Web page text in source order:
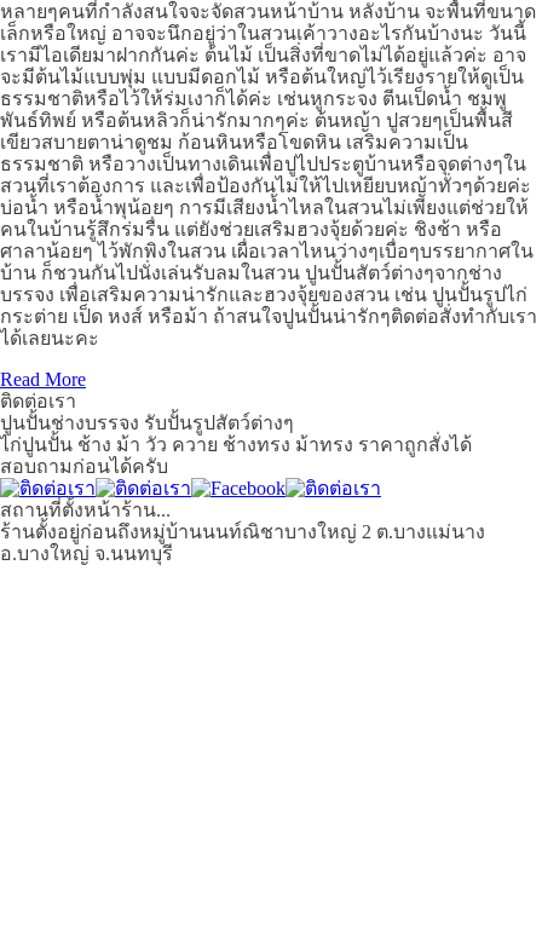
หลายๆคนที่กำลังสนใจจะจัดสวนหน้าบ้าน หลังบ้าน จะพื้นที่ขนาด
เล็กหรือใหญ่ อาจจะนึกอยู่ว่าในสวนเค้าวางอะไรกันบ้างนะ วันนี้
เรามีไอเดียมาฝากกันค่ะ ต้นไม้ เป็นสิ่งที่ขาดไม่ได้อยู่แล้วค่ะ อาจ
จะมีต้นไม้แบบพุ่ม แบบมีดอกไม้ หรือต้นใหญ่ไว้เรียงรายให้ดูเป็น
ธรรมชาติหรือไว้ให้ร่มเงาก็ได้ค่ะ เช่นหูกระจง ตีนเป็ดน้ำ ชมพู
พันธ์ทิพย์ หรือต้นหลิวก็น่ารักมากๆค่ะ ต้นหญ้า ปูสวยๆเป็นพื้นสี
เขียวสบายตาน่าดูชม ก้อนหินหรือโขดหิน เสริมความเป็น
ธรรมชาติ หรือวางเป็นทางเดินเพื่อปูไปประตูบ้านหรือจุดต่างๆใน
สวนที่เราต้องการ และเพื่อป้องกันไม่ให้ไปเหยียบหญ้าทั่วๆด้วยค่ะ
บ่อน้ำ หรือน้ำพุน้อยๆ การมีเสียงน้ำไหลในสวนไม่เพียงแต่ช่วยให้
คนในบ้านรู้สึกร่มรื่น แต่ยังช่วยเสริมฮวงจุ้ยด้วยค่ะ ชิงช้า หรือ
ศาลาน้อยๆ ไว้พักพิงในสวน เผื่อเวลาไหนว่างๆเบื่อๆบรรยากาศใน
บ้าน ก็ชวนกันไปนั่งเล่นรับลมในสวน ปูนปั้นสัตว์ต่างๆจากช่าง
บรรจง เพื่อเสริมความน่ารักและฮวงจุ้ยของสวน เช่น ปูนปั้นรูปไก่
กระต่าย เป็ด หงส์ หรือม้า ถ้าสนใจปูนปั้นน่ารักๆติดต่อสั่งทำกับเรา
ได้เลยนะคะ
Read More
ติดต่อเรา
ปูนปั้นช่างบรรจง รับปั้นรูปสัตว์ต่างๆ
ไก่ปูนปั้น ช้าง ม้า วัว ควาย ช้างทรง ม้าทรง ราคาถูกสั่งได้
สอบถามก่อนได้ครับ
สถานที่ตั้งหน้าร้าน...
ร้านตั้งอยู่ก่อนถึงหมู่บ้านนนท์ณิชาบางใหญ่ 2 ต.บางแม่นาง
อ.บางใหญ่ จ.นนทบุรี